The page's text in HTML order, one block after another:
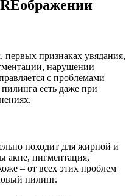
признаках увядания,
нарушении
с проблемами
есть даже при
походит для жирной и
акне, пигментация,
– от всех этих проблем
пилинг.